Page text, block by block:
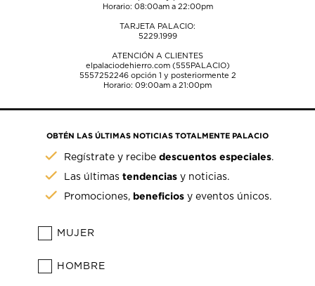
Horario: 08:00am a 22:00pm
TARJETA PALACIO:
5229.1999
ATENCIÓN A CLIENTES
elpalaciodehierro.com (555PALACIO)
5557252246opción 1 y posteriormente 2
Horario: 09:00am a 21:00pm
OBTÉN LAS ÚLTIMAS NOTICIAS TOTALMENTE PALACIO
Regístrate y recibedescuentos especiales.
Las últimastendencias y noticias.
Promociones, beneficios y eventos únicos.
MUJER
HOMBRE